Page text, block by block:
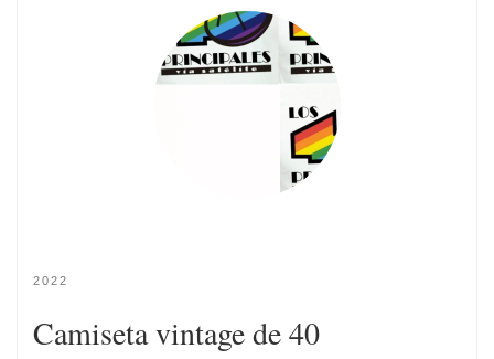
2022
Camiseta vintage de 40